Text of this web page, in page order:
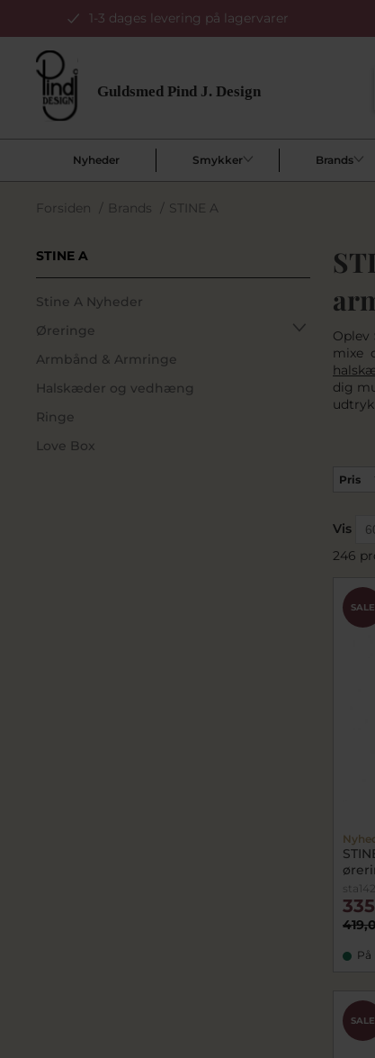
1-3 dages levering på lagervarer
Nyheder Smykker Brands
Forsiden / Brands / STINE A
STINE A
Stine A Nyheder
Øreringe
Armbånd & Armringe
Halskæder og vedhæng
Ringe
Love Box
Oplev
mixe
dig
Pris
Vis
246
SALE
På
SALE